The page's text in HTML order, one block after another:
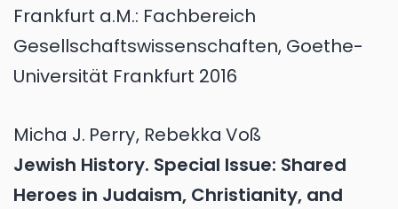
Frankfurt a.M.: Fachbereich
Gesellschaftswissenschaften, Goethe-
Universität Frankfurt 2016
Micha J. Perry, Rebekka Voß
Jewish History. Special Issue: Shared
Heroes in Judaism, Christianity, and